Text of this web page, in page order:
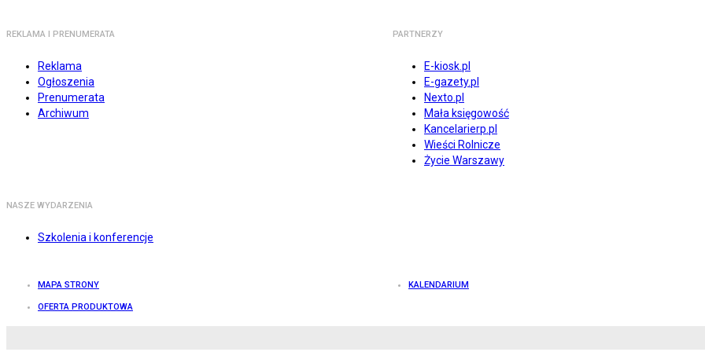
REKLAMA I PRENUMERATA
Reklama
Ogłoszenia
Prenumerata
Archiwum
PARTNERZY
E-kiosk.pl
E-gazety.pl
Nexto.pl
Mała księgowość
Kancelarierp.pl
Wieści Rolnicze
Życie Warszawy
NASZE WYDARZENIA
Szkolenia i konferencje
MAPA STRONY KALENDARIUM
OFERTA PRODUKTOWA